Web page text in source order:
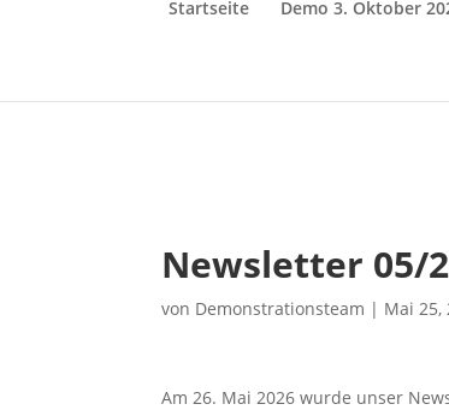
Startseite Demo 3. Oktober
Newsletter 05/
von Demonstrationsteam | Mai 25,
Am 26. Mai 2026 wurde unser